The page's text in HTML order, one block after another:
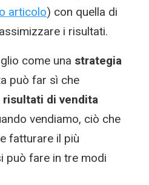
articolo) con quella di
i risultati.
come una strategia
può far sì che
di vendita
vendiamo, ciò che
fatturare il più
può fare in tre modi